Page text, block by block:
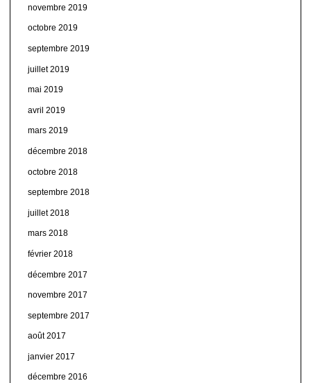
novembre 2019
octobre 2019
septembre 2019
juillet 2019
mai 2019
avril 2019
mars 2019
décembre 2018
octobre 2018
septembre 2018
juillet 2018
mars 2018
février 2018
décembre 2017
novembre 2017
septembre 2017
août 2017
janvier 2017
décembre 2016